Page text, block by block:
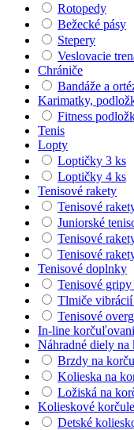
Rotopedy
Bežecké pásy
Stepery
Veslovacie
Chrániče
Bandáže a
Karimatky,
Fitness
Tenis
Lopty
Loptičky 3 ks
Loptičky 4 ks
Tenisové rakety
Tenisové
Juniorské
Tenisové
Tenisové
Tenisové doplnky
Tenisové
Tlmiče vibrácií
Tenisové
In-line
Náhradné diely na
Brzdy na
Kolieska na
Ložiská na
Kolieskové korčule
Detské